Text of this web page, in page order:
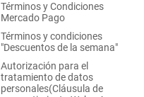
Términos y Condiciones
Mercado Pago
Términos y condiciones
"Descuentos de la semana"
Autorización para el
tratamiento de datos
personales(Cláusula de